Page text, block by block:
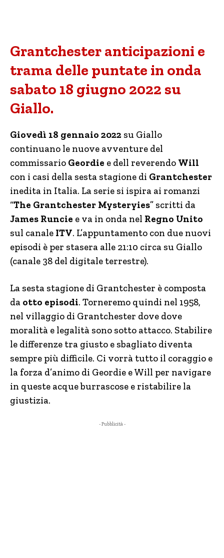
Grantchester anticipazioni e
trama delle puntate in onda
sabato 18 giugno 2022 su
Giallo.
Giovedì 18 gennaio 2022 su Giallo
continuano le nuove avventure del
commissario Geordie e dell reverendo Will
con i casi della sesta stagione di Grantchester
inedita in Italia. La serie si ispira ai romanzi
“The Grantchester Mysteryies” scritti da
James Runcie e va in onda nel Regno Unito
sul canale ITV. L’appuntamento con due nuovi
episodi è per stasera alle 21:10 circa su Giallo
(canale 38 del digitale terrestre).
La sesta stagione di Grantchester è composta
da otto episodi. Torneremo quindi nel 1958,
nel villaggio di Grantchester dove dove
moralità e legalità sono sotto attacco. Stabilire
le differenze tra giusto e sbagliato diventa
sempre più difficile. Ci vorrà tutto il coraggio e
la forza d’animo di Geordie e Will per navigare
in queste acque burrascose e ristabilire la
giustizia.
- Pubblicità -